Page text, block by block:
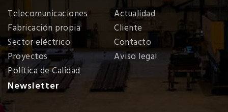
Telecomunicaciones
Actualidad
Fabricación propia
Cliente
Sector eléctrico
Contacto
Proyectos
Aviso legal
Política de Calidad
Newsletter